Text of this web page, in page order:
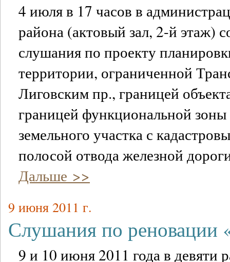
4 июля в 17 часов в
района (актовый зал, 2-й этаж)
слушания по проекту
территории, ограниченной
Лиговским пр., границей
границей функциональной
земельного участка с
полосой отвода железной
Дальше >>
9 июня 2011 г.
Слушания по реновации
9 и 10 июня 2011 года в девяти